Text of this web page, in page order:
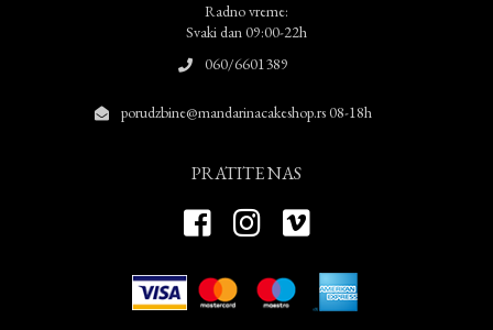
Radno vreme:
Svaki dan 09:00-22h
060/6601389
porudzbine@mandarinacakeshop.rs 08-18h
PRATITE NAS